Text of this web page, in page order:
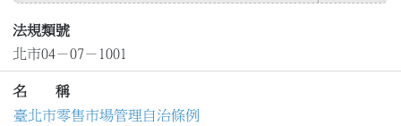
法規類號
北市04－07－1001
名 稱
臺北市零售市場管理自治條例